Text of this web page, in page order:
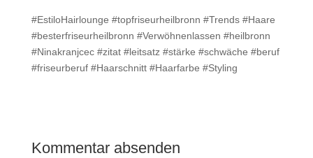
#EstiloHairlounge #topfriseurheilbronn #Trends #Haare
#besterfriseurheilbronn #Verwöhnenlassen #heilbronn
#Ninakranjcec #zitat #leitsatz #stärke #schwäche #beruf
#friseurberuf #Haarschnitt #Haarfarbe #Styling
Kommentar absenden